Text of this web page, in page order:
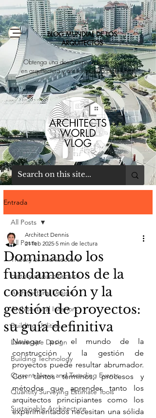
BLOG MUNDIAL DE LOS
ARQUITECTOS
Obtenga una dosis experta de educación
en arquitectura y asesoramiento profesional
Entrada
All Posts
Theory of Architecture
History of Architecture
Architectural Design
Architectural Interiors
Building Utilities
Landscape Design
Building Technology
Current News and Trending Events
Quantity Surveying Estimate Tools
Sustainable Architecture
All Posts
Dominando los
fundamentos de la
construcción y la
gestión de proyectos:
su guía definitiva
Architect Dennis
21 feb 2025 5 min de lectura
Navegar por el mundo de la
construcción y la gestión de
proyectos puede resultar abrumador.
Con tantos términos, procesos y
métodos que aprender, tanto los
arquitectos principiantes como los
experimentados necesitan una sólida